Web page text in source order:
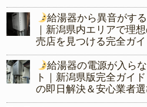
給湯器から異音がす
｜新潟県内エリアで理
売店を見つける完全ガイ
給湯器の電源が入ら
ト｜新潟県版完全ガイ
の即日解決＆安心業者